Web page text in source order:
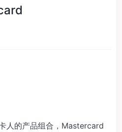
人的产品组合，Mastercard